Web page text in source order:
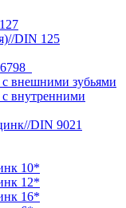
DIN 125
внешними зубьями
внутренними
DIN 9021
10*
12*
16*